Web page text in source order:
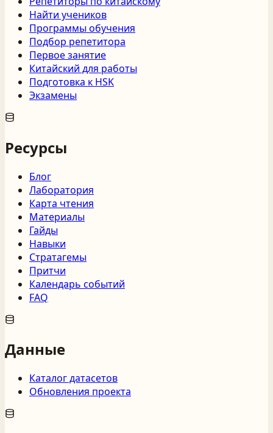
Найти учеников
Программы обучения
Подбор репетитора
Первое занятие
Китайский для работы
Подготовка к HSK
Экзамены
Ресурсы
Блог
Лаборатория
Карта чтения
Материалы
Гайды
Навыки
Стратагемы
Притчи
Календарь событий
FAQ
Данные
Каталог датасетов
Обновления проекта